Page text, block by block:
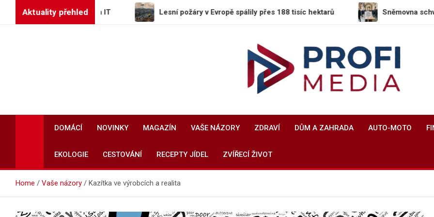
Aktuality přehled
v hotelovém IT Lesní požáry v Evropě spálily přes 188 tisíc hektarů Sněmovna schválila daňové
Profi-Media.cz
DOMÁCÍ NOVINKY MAGAZÍN VAŠE NÁZORY ZDRAVÍ DŮM A ZAHRADA AUTO-MOTO
EKOLOGIE CESTOVÁNÍ RECEPTY JÍDEL ZVÍŘECÍ ŽIVOT
Home Vaše názory Kazítka ve výrobcích a realita